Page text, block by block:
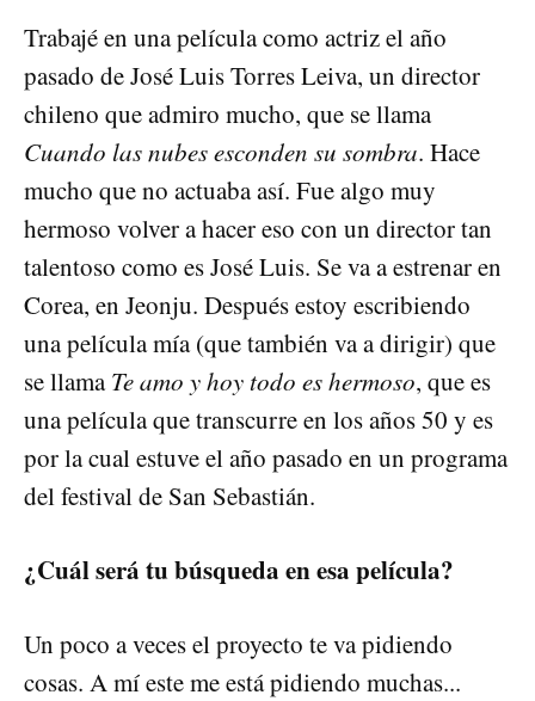
Trabajé en una película como actriz el año
pasado de José Luis Torres Leiva, un director
chileno que admiro mucho, que se llama
Cuando las nubes esconden su sombra. Hace
mucho que no actuaba así. Fue algo muy
hermoso volver a hacer eso con un director tan
talentoso como es José Luis. Se va a estrenar en
Corea, en Jeonju. Después estoy escribiendo
una película mía (que también va a dirigir) que
se llamaTe amo y hoy todo es hermoso, que es
una película que transcurre en los años 50 y es
por la cual estuve el año pasado en un programa
del festival de San Sebastián.
¿Cuál será tu búsqueda en esa película?
Un poco a veces el proyecto te va pidiendo
cosas. A mí este me está pidiendo muchas...